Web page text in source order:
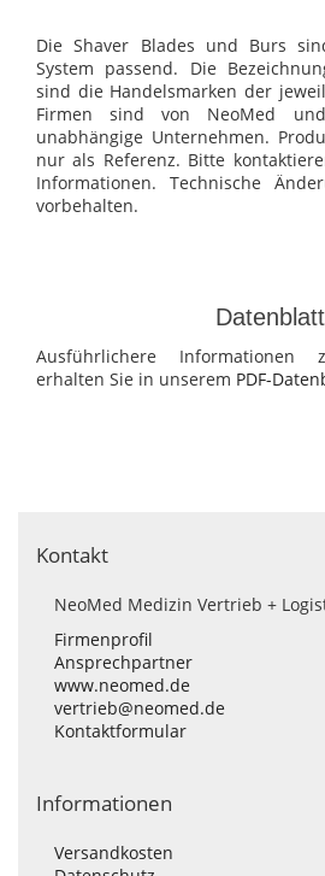
Die Shaver Blades und Burs
System passend. Die
sind die Handelsmarken der
Firmen sind von NeoMed
unabhängige Unternehmen.
nur als Referenz. Bitte
Informationen. Technische
vorbehalten.
Datenblatt
Ausführlichere Informationen
erhalten Sie in unserem PDF-
Kontakt
NeoMed Medizin Vertrieb +
Firmenprofil
Ansprechpartner
www.neomed.de
vertrieb@neomed.de
Kontaktformular
Informationen
Versandkosten